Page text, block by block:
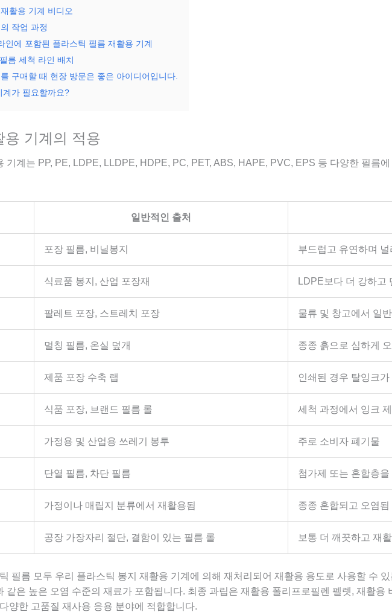
활용 기계 비디오
작업 과정
인에 포함된 플라스틱 필름 재활용 기계
름 세척 라인 배치
구매할 때 현장 방문은 좋은 아이디어입니다.
계가 필요할까요?
용 기계의 적용
기계는 PP, PE, LDPE, LLDPE, HDPE, PC, PET, ABS, HAPE, PVC, EPS 등 다양한 필름
일반적인 출처
포장 필름, 비닐봉지 부드럽고 유연하며 널
식료품 봉지, 산업 포장재 LDPE보다 더 강하고
팔레트 포장, 스트레치 포장 물류 및 창고에서 일
멀칭 필름, 온실 덮개 종종 흙으로 심하게
제품 포장 수축 랩 인쇄된 경우 탈잉크
식품 포장, 브랜드 필름 롤 세척 과정에서 잉크
가정용 및 산업용 쓰레기 봉투 주로 소비자 폐기물
단열 필름, 차단 필름 첨가제 또는 혼합층
가정이나 매립지 분류에서 재활용됨 종종 혼합되고 오염됨
공장 가장자리 절단, 결함이 있는 필름 롤 보통 더 깨끗하고 재
필름 모두 우리 플라스틱 봉지 재활용 기계에 의해 재처리되어 재활용 용도로 사용할 수
같은 높은 오염 수준의 재료가 포함됩니다. 최종 과립은 재활용 폴리프로필렌 펠렛, 재활용
양한 고품질 재사용 응용 분야에 적합합니다.